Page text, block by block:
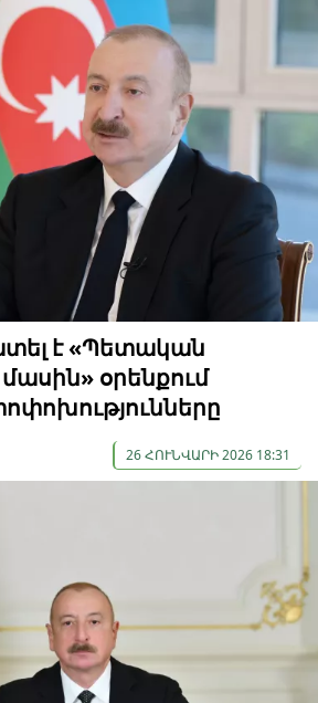
է «Պետական
օրենքում
26 ՀՈՒՆՎԱՐԻ 2026 18:31